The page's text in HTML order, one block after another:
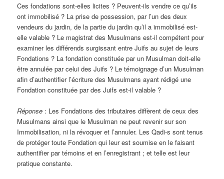
Ces fondations sont-elles licites ? Peuvent-ils vendre ce qu’ils
ont immobilisé ? La prise de possession, par l’un des deux
vendeurs du jardin, de la partie du jardin qu’il a immobilisé est-
elle valable ? Le magistrat des Musulmans est-il compétent pour
examiner les différends surgissant entre Juifs au sujet de leurs
Fondations ? La fondation constituée par un Musulman doit-elle
être annulée par celui des Juifs ? Le témoignage d’un Musulman
afin d’authentifier l’écriture des Musulmans ayant rédigé une
Fondation constituée par des Juifs est-il valable ?
Réponse : Les Fondations des tributaires diffèrent de ceux des
Musulmans ainsi que le Musulman ne peut revenir sur son
Immobilisation, ni la révoquer et l’annuler. Les Qadi-s sont tenus
de protéger toute Fondation qui leur est soumise en le faisant
authentifier par témoins et en l’enregistrant ; et telle est leur
pratique constante.